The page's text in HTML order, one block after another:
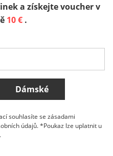
Norge
země
a získejte voucher v
10 € .
Dámské
souhlasíte se zásadami
údajů. *Poukaz lze uplatnit u